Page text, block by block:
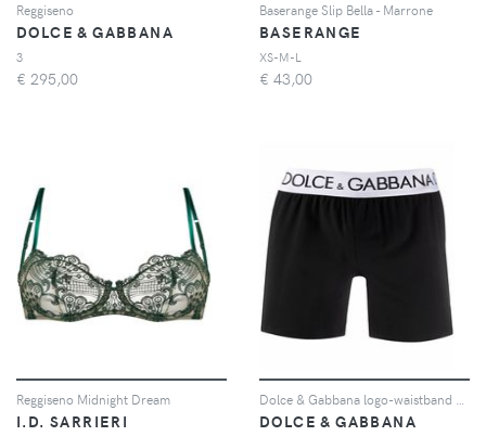
Reggiseno
DOLCE & GABBANA
3
€ 295,00
Baserange Slip Bella - Marrone
BASERANGE
XS-M-L
€ 43,00
Reggiseno Midnight Dream
I.D. SARRIERI DOLCE & GABBANA